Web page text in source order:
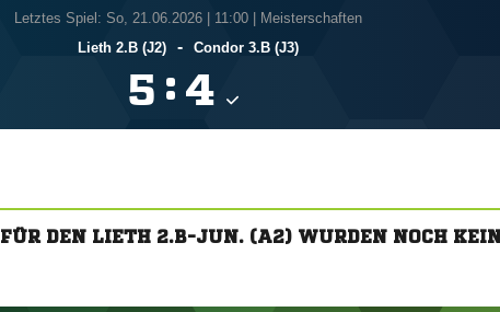
Letztes Spiel: So, 21.06.2026
11:00 | Meisterschaften
Lieth 2.B (J2)
- Condor 3.B (J3)
 : 
FÜR DEN LIETH 2.B-JUN. (A2) WURDEN NOCH